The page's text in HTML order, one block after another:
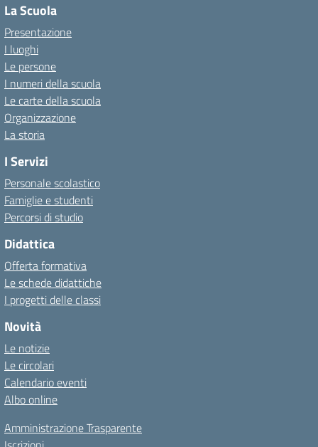
La Scuola
Presentazione
I luoghi
Le persone
I numeri della scuola
Le carte della scuola
Organizzazione
La storia
I Servizi
Personale scolastico
Famiglie e studenti
Percorsi di studio
Didattica
Offerta formativa
Le schede didattiche
I progetti delle classi
Novità
Le notizie
Le circolari
Calendario eventi
Albo online
Amministrazione Trasparente